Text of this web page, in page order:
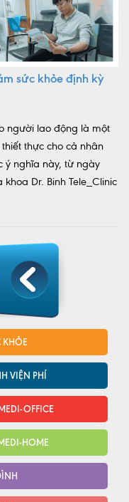
sức khỏe định kỳ
người lao động là một
thực cho cả nhân
ý nghĩa này, từ ngày
Dr. Binh Tele_Clinic
VIỆN PHÍ
OFFICE
HOME